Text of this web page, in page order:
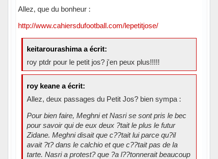
Allez, que du bonheur :
http://www.cahiersdufootball.com/lepetitjose/
keitarourashima a écrit:
roy ptdr pour le petit jos? j'en peux plus!!!!!
roy keane a écrit:
Allez, deux passages du Petit Jos? bien sympa :
Pour bien faire, Meghni et Nasri se sont pris le bec
pour savoir qui de eux deux ?tait le plus le futur
Zidane. Meghni disait que c??tait lui parce qu?il
avait ?t? dans le calchio et que c??tait pas de la
tarte. Nasri a protest? que ?a l??tonnerait beaucoup